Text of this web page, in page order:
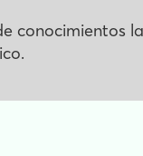
conocimientos